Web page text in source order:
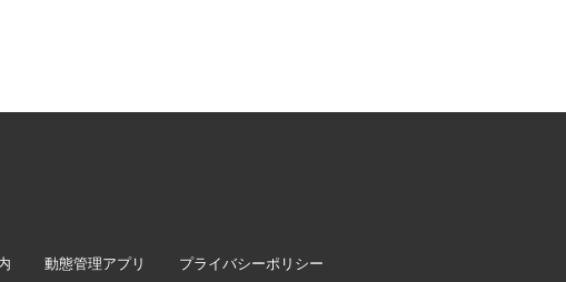
動態管理アプリ プライバシーポリシー